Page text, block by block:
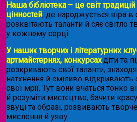
Наша бібліотека – це світ традицій
цінностей, де народжується віра в
розквітають таланти й сяє світло
у кожному серці.
У наших творчих і літературних
артмайстернях, конкурсахдіти та
розкривають свої таланти,
натхнення й сміливо відкривають
свої мрії. Тут вони вчаться тонко
й розуміти мистецтво, бачити
звуці та образі, розвивають творче
мислення й уяву.